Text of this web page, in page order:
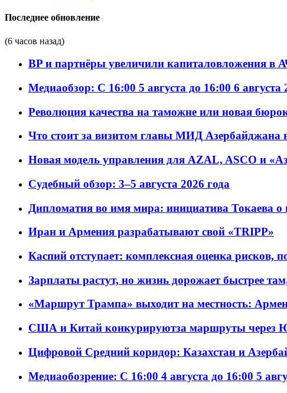
Последнее обновление
(6 часов назад)
BP и партнёры увеличили капиталовложения в
Медиаобзор: С 16:00 5 августа до 16:00 6 августа
Революция качества на таможне или новая
Что стоит за визитом главы МИД Азербайджана
Новая модель управления для AZAL, ASCO и
Судебный обзор: 3–5 августа 2026 года
Дипломатия во имя мира: инициатива Токаева о
Иран и Армения разрабатывают свой «TRIPP»
Каспий отступает: комплексная оценка рисков,
Зарплаты растут, но жизнь дорожает быстрее там,
«Маршрут Трампа» выходит на местность:
США и Китай конкурируютза маршруты через
Цифровой Средний коридор: Казахстан и
Медиаобозрение: С 16:00 4 августа до 16:00 5